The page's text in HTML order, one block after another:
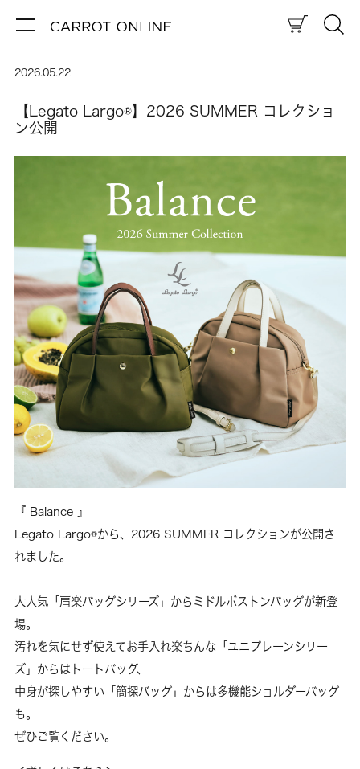
2026.05.22
【Legato Largo®】2026 SUMMER コレクショ
ン公開
『 Balance 』
Legato Largo®から、2026 SUMMER コレクションが公開さ
れました。
大人気「肩楽バッグシリーズ」からミドルボストンバッグが新登
場。
汚れを気にせず使えてお手入れ楽ちんな「ユニプレーンシリー
ズ」からはトートバッグ、
中身が探しやすい「簡探バッグ」からは多機能ショルダーバッグ
も。
ぜひご覧ください。